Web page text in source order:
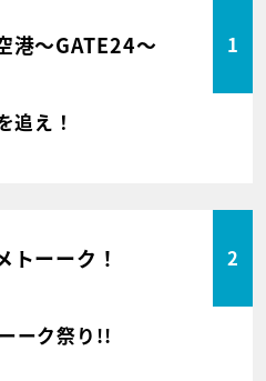
港～GATE24～ 1
追え！
トーーク！ 2
ーク祭り!!